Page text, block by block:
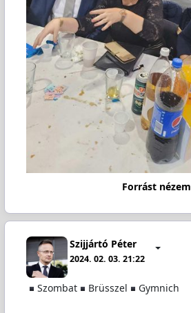
Forrást
Szijjártó Péter
2024. 02. 03. 21:22
️Szombat ️Brüsszel
️Gymnich